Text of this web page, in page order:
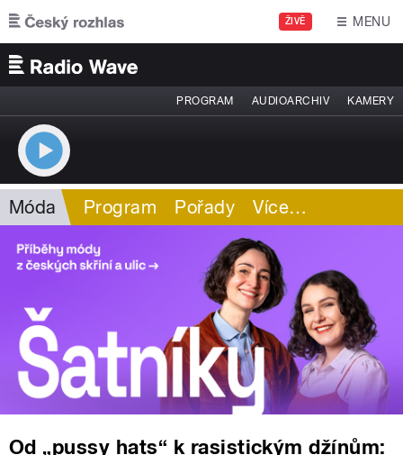
Přejít k hlavnímu obsahu
ŽIVĚ MENU
PROGRAM AUDIOARCHIV KAMERY
Móda Program Pořady Více…
Od „pussy hats“ k rasistickým džínům: